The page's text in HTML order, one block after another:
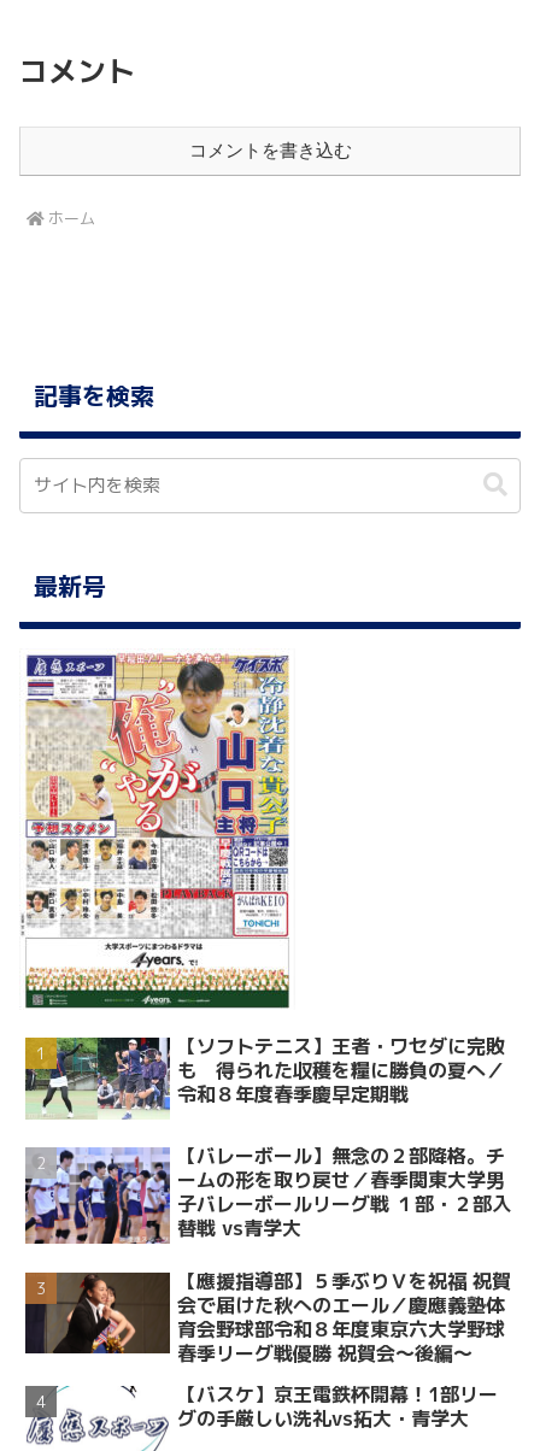
コメント
コメントを書き込む
ホーム
記事を検索
最新号
【ソフトテニス】王者・ワセダに完敗
も 得られた収穫を糧に勝負の夏へ／
令和８年度春季慶早定期戦
【バレーボール】無念の２部降格。チ
ームの形を取り戻せ／春季関東大学男
子バレーボールリーグ戦 １部・２部入
替戦 vs青学大
【應援指導部】５季ぶりＶを祝福 祝賀
会で届けた秋へのエール／慶應義塾体
育会野球部令和８年度東京六大学野球
春季リーグ戦優勝 祝賀会～後編～
【バスケ】京王電鉄杯開幕！1部リー
グの手厳しい洗礼vs拓大・青学大